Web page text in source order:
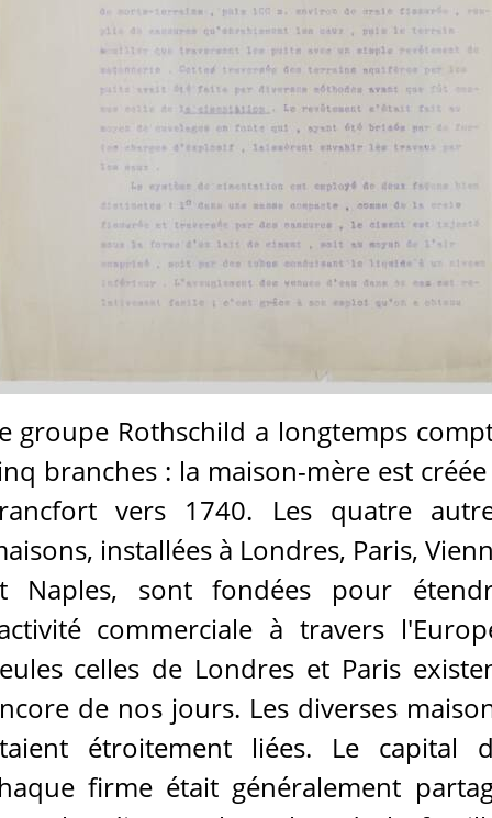
groupe Rothschild a longtemps
branches : la maison-mère est créée
vers 1740. Les quatre
installées à Londres, Paris,
Naples, sont fondées pour
commerciale à travers
celles de Londres et Paris
de nos jours. Les diverses
étroitement liées. Le capital
firme était généralement